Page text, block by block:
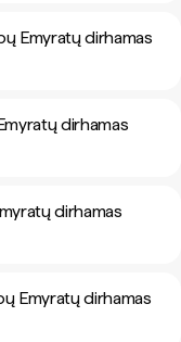
Emyratų dirhamas
dirhamas
dirhamas
Emyratų dirhamas